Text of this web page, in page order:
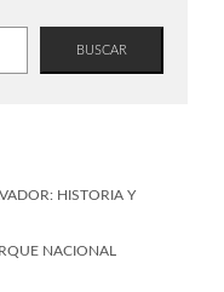
BUSCAR
HISTORIA Y
NACIONAL